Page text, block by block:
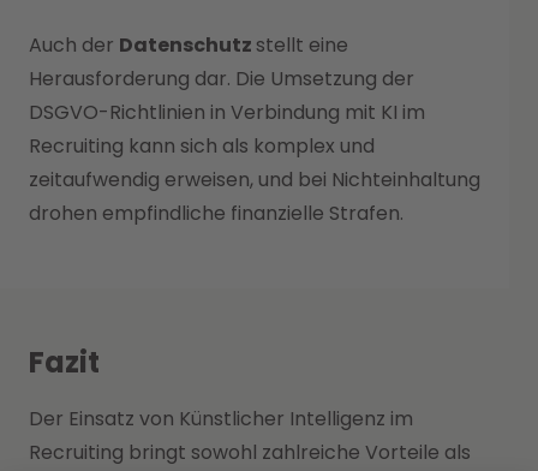
Auch der Datenschutz stellt eine
Herausforderung dar. Die Umsetzung der
DSGVO-Richtlinien in Verbindung mit KI im
Recruiting kann sich als komplex und
zeitaufwendig erweisen, und bei Nichteinhaltung
drohen empfindliche finanzielle Strafen.
Fazit
Der Einsatz von Künstlicher Intelligenz im
Recruiting bringt sowohl zahlreiche Vorteile als